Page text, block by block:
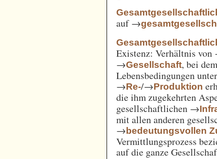
auf →
Existenz: Verhältnis
→Gesellschaft, bei
Lebensbedingungen
→Re-/→Produktion
die ihm zugekehrten
gesellschaftlichen →
mit allen anderen
→bedeutungsvollen
Vermittlungsprozess
auf die ganze